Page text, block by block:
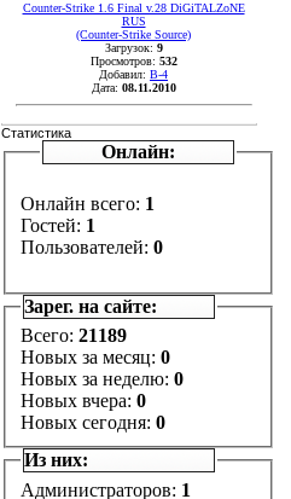
Counter-Strike 1.6 Final v.28 DiGiTALZoNE
RUS
(Counter-Strike Source)
Загрузок: 9
Просмотров: 532
Добавил: B-4
Дата: 08.11.2010
Статистика
Онлайн:
Онлайн всего: 1
Гостей: 1
Пользователей: 0
Зарег. на сайте:
Всего: 21189
Новых за месяц: 0
Новых за неделю: 0
Новых вчера: 0
Новых сегодня: 0
Из них:
Администраторов: 1